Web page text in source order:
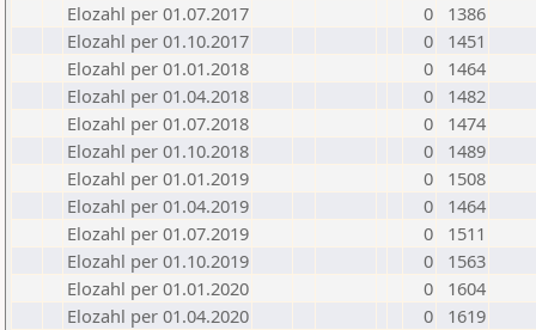
Elozahl per 01.07.2017
0
1386
Elozahl per 01.10.2017
0
1451
Elozahl per 01.01.2018
0
1464
Elozahl per 01.04.2018
0
1482
Elozahl per 01.07.2018
0
1474
Elozahl per 01.10.2018
0
1489
Elozahl per 01.01.2019
0
1508
Elozahl per 01.04.2019
0
1464
Elozahl per 01.07.2019
0
1511
Elozahl per 01.10.2019
0
1563
Elozahl per 01.01.2020
0
1604
Elozahl per 01.04.2020
0
1619